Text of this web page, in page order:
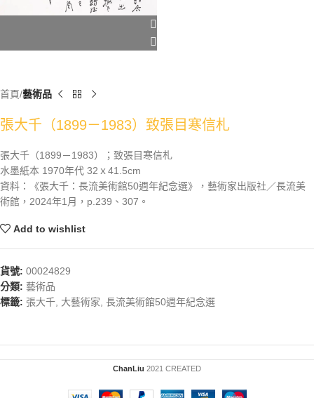
首頁 藝術品
張大千（1899－1983）致張目寒信札
張大千（1899－1983）；致張目寒信札
水墨紙本 1970年代 32ｘ41.5cm
資料：《張大千：長流美術館50週年紀念選》，藝術家出版社／長流美
術館，2024年1月，p.239、307。
Add to wishlist
貨號: 00024829
分類: 藝術品
標籤: 張大千, 大藝術家, 長流美術館50週年紀念選
ChanLiu 2021 CREATED